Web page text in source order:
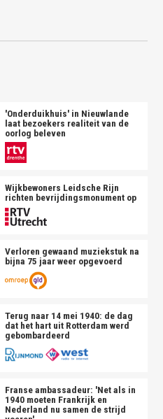
'Onderduikhuis' in Nieuwlande
laat bezoekers realiteit van de
oorlog beleven
Wijkbewoners Leidsche Rijn
richten bevrijdingsmonument op
Verloren gewaand muziekstuk na
bijna 75 jaar weer opgevoerd
Terug naar 14 mei 1940: de dag
dat het hart uit Rotterdam werd
gebombardeerd
Franse ambassadeur: 'Net als in
1940 moeten Frankrijk en
Nederland nu samen de strijd